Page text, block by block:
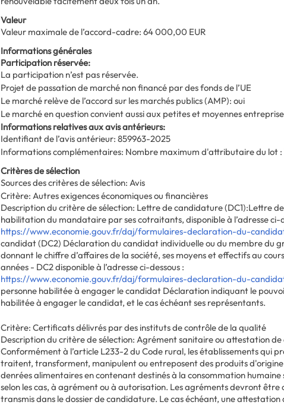
Valeur
Valeur maximale de l’accord-cadre: 64 000,00 EUR
Informations générales
Participation réservée:
La participation n’est pas réservée.
Projet de passation de marché non financé par des fonds de l’UE
Le marché relève de l’accord sur les marchés publics (AMP): oui
Le marché en question convient aussi aux petites et moyennes
Informations relatives aux avis antérieurs:
Identifiant de l’avis antérieur: 859963-2025
Informations complémentaires: Nombre maximum d'attributaire du lot :
Critères de sélection
Sources des critères de sélection: Avis
Critère: Autres exigences économiques ou financières
Description du critère de sélection: Lettre de candidature (DC1):Lettre
habilitation du mandataire par ses cotraitants, disponible à l’adresse ci-
https://www.economie.gouv.fr/daj/formulaires-declaration-du-
candidat (DC2) Déclaration du candidat individuelle ou du membre du
donnant le chiffre d’affaires de la société, ses moyens et effectifs au
années - DC2 disponible à l’adresse ci-dessous :
https://www.economie.gouv.fr/daj/formulaires-declaration-du-
personne habilitée à engager le candidat Déclaration indiquant le
habilitée à engager le candidat, et le cas échéant ses représentants.
Critère: Certificats délivrés par des instituts de contrôle de la qualité
Description du critère de sélection: Agrément sanitaire ou attestation
Conformément à l’article L233-2 du Code rural, les établissements qui
traitent, transforment, manipulent ou entreposent des produits d'origine
denrées alimentaires en contenant destinés à la consommation humaine
selon les cas, à agrément ou à autorisation. Les agréments devront
transmis dans le dossier de candidature. Le cas échéant, une